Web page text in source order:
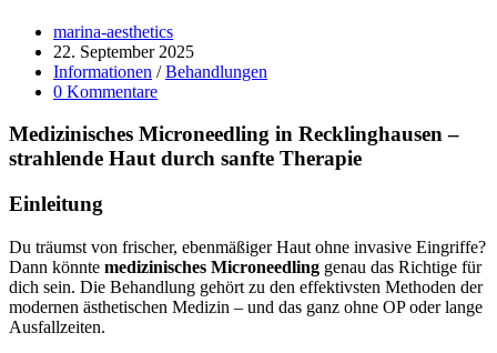
Beitrags-
Autor:
marina-aesthetics
Beitrag
veröffentlicht:
22. September 2025
Beitrags-
Kategorie:
Informationen / Behandlungen
Beitrags-
0 Kommentare
Medizinisches Microneedling in Recklinghausen –
strahlende Haut durch sanfte Therapie
Einleitung
Du träumst von frischer, ebenmäßiger Haut ohne invasive Eingriffe?
Dann könnte medizinisches Microneedling genau das Richtige für
dich sein. Die Behandlung gehört zu den effektivsten Methoden der
modernen ästhetischen Medizin – und das ganz ohne OP oder lange
Ausfallzeiten.